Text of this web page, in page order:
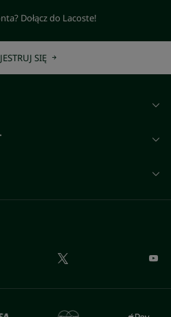
Dołącz do Lacoste!
SIĘ